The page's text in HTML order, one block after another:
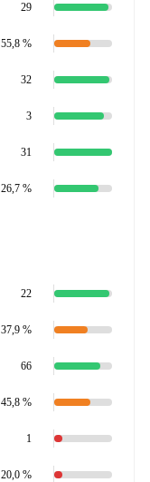
29
55,8 %
32
3
31
26,7 %
22
37,9 %
66
45,8 %
1
20,0 %